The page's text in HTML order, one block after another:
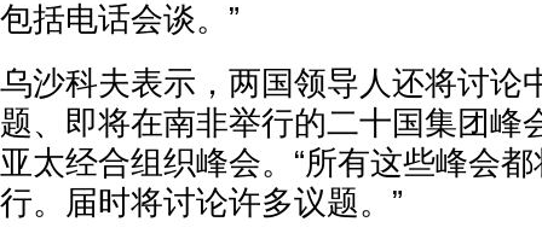
包括电话会谈。”
乌沙科夫表示，两国领导人还将讨论
题、即将在南非举行的二十国集团峰
亚太经合组织峰会。“所有这些峰会
行。届时将讨论许多议题。”